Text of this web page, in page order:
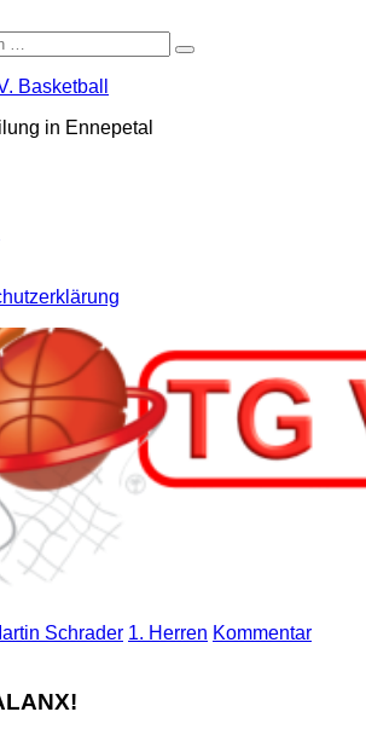
Basketball
in Ennepetal
Schrader 1. Herren Kommentar